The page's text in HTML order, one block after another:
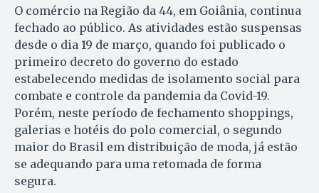
O comércio na Região da 44, em Goiânia, continua
fechado ao público. As atividades estão suspensas
desde o dia 19 de março, quando foi publicado o
primeiro decreto do governo do estado
estabelecendo medidas de isolamento social para
combate e controle da pandemia da Covid-19.
Porém, neste período de fechamento shoppings,
galerias e hotéis do polo comercial, o segundo
maior do Brasil em distribuição de moda, já estão
se adequando para uma retomada de forma
segura.